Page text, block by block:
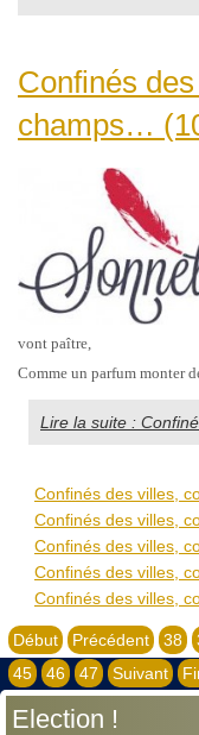
Confinés
champs…
vont paître,
Comme un parfum monter
Lire la suite :
Confinés des villes,
Confinés des villes,
Confinés des villes,
Confinés des villes,
Confinés des villes,
Début Précédent 38
45
46 47 Suivant
Election !